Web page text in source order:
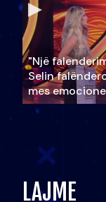
"Një
Selin
mes
LAJME